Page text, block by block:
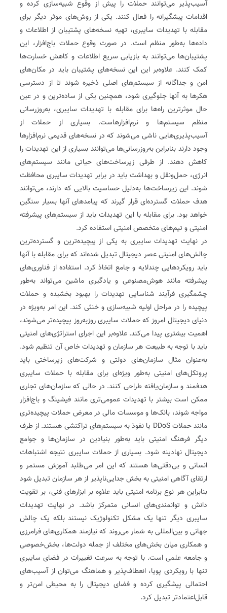
آسیب‌پذیر می‌توانند حملات را پیش از وقوع شبیه‌سازی کرده و
اقدامات پیشگیرانه را فعال کنند. یکی از روش‌های موثر دیگر برای
مقابله با تهدیدات سایبری، تهیه نسخه‌های پشتیبان از اطلاعات و
داده‌ها به‌طور منظم است. در صورت وقوع حملات باج‌افزار، این
پشتیبان‌ها می‌توانند به بازیابی سریع اطلاعات و کاهش خسارت‌ها
کمک کنند. علاوه‌بر این این نسخه‌های پشتیبان باید در مکان‌های
امن و جداگانه از سیستم‌های اصلی ذخیره شوند تا از دسترسی
هکرها به آنها جلوگیری شود، همچنین یکی از ساده‌ترین و در عین
حال موثرترین راه‌ها برای مقابله با تهدیدات سایبری، به‌روزرسانی
منظم سیستم‌ها و نرم‌افزارهاست. بسیاری از حملات از
آسیب‌پذیری‌هایی ناشی می‌شوند که در نسخه‌های قدیمی نرم‌افزارها
وجود دارند بنابراین به‌روزرسانی‌ها می‌توانند بسیاری از این تهدیدات را
کاهش دهند. از طرفی زیرساخت‌های حیاتی مانند سیستم‌های
انرژی، حمل‌ونقل و بهداشت باید در برابر تهدیدات سایبری محافظت
شوند. این زیرساخت‌ها به‌دلیل حساسیت بالایی که دارند، می‌توانند
هدف حملات گسترده‌ای قرار گیرند که پیامدهای آنها بسیار سنگین
خواهد بود. برای مقابله با این تهدیدات باید از سیستم‌های پیشرفته
امنیتی و تیم‌های متخصص امنیتی استفاده کرد.
در نهایت تهدیدات سایبری به یکی از پیچیده‌ترین و گسترده‌ترین
چالش‌های امنیتی عصر دیجیتال تبدیل شده‌اند که برای مقابله با آنها
باید رویکردهایی چندلایه و جامع اتخاذ کرد. استفاده از فناوری‌های
پیشرفته مانند هوش‌مصنوعی و یادگیری ماشین می‌تواند به‌طور
چشمگیری فرآیند شناسایی تهدیدات را بهبود بخشیده و حملات
پیچیده را در مراحل اولیه شبیه‌سازی و خنثی کند. این امر به‌ویژه در
دنیای دیجیتال امروز که حملات سایبری روزبه‌روز پیچیده‌تر می‌شوند،
اهمیت بیشتری پیدا می‌کند. علاوه‌بر این اجرای استراتژی‌های امنیتی
باید با توجه به طبیعت هر سازمان و تهدیدات خاص آن تنظیم شود.
به‌عنوان مثال سازمان‌های دولتی و شرکت‌های زیرساختی باید
پروتکل‌های امنیتی به‌طور ویژه‌ای برای مقابله با حملات سایبری
هدفمند و سازمان‌یافته طراحی کنند. در حالی که سازمان‌های تجاری
ممکن است بیشتر با تهدیدات عمومی‌تری مانند فیشینگ و باج‌افزار
مواجه شوند، بانک‌ها و موسسات مالی در معرض حملات پیچیده‌تری
مانند حملات DDoS یا نفوذ به سیستم‌های تراکنشی هستند. از طرف
دیگر فرهنگ امنیتی باید به‌طور بنیادین در سازمان‌ها و جوامع
دیجیتال نهادینه شود. بسیاری از حملات سایبری نتیجه اشتباهات
انسانی و بی‌دقتی‌ها هستند که این امر می‌طلبد آموزش مستمر و
ارتقای آگاهی امنیتی به بخش جدایی‌ناپذیر از هر سازمان تبدیل شود
بنابراین هر نوع برنامه امنیتی باید علاوه بر ابزارهای فنی، بر تقویت
دانش و توانمندی‌های انسانی متمرکز باشد. در نهایت تهدیدات
سایبری دیگر تنها یک مشکل تکنولوژیک نیستند بلکه یک چالش
جهانی و بین‌المللی به شمار می‌روند که نیازمند همکاری‌های فرامرزی
و همکاری میان بخش‌های مختلف از جمله دولت‌ها، بخش‌خصوصی
و جامعه علمی است. با توجه به سرعت تغییرات در فضای سایبری
تنها با رویکردی پویا، انعطاف‌پذیر و هماهنگ می‌توان از آسیب‌های
احتمالی پیشگیری کرده و فضای دیجیتال را به محیطی امن‌تر و
قابل‌اعتمادتر تبدیل کرد.